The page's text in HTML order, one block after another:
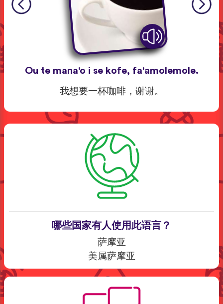
Ou te mana'o i se kofe, fa'amolemole.
我想要一杯咖啡，谢谢。
哪些国家有人使用此语言？
萨摩亚
美属萨摩亚